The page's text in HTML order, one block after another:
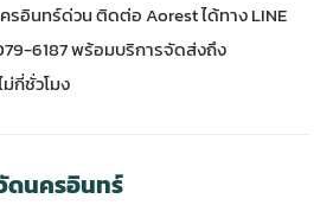
อินทร์ด่วน ติดต่อ Aorest ได้ทาง LINE
6187 พร้อมบริการจัดส่งถึง
กี่ชั่วโมง
ดนครอินทร์